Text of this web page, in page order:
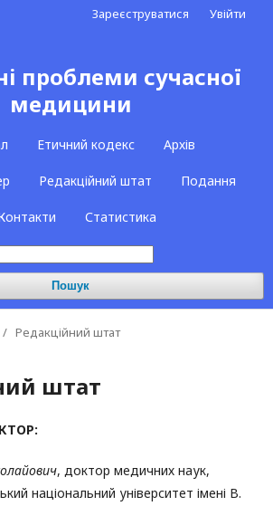
проблеми сучасної
медицини
Етичний кодекс Архів
Редакційний штат Подання
Статистика
Пошук
Зареєструватися Увійти
/ Редакційний штат
штат
, доктор медичних наук,
національний університет імені В.